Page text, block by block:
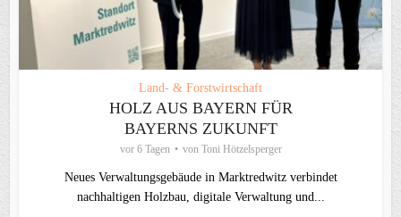
Land- & Forstwirtschaft
HOLZ AUS BAYERN FÜR
BAYERNS ZUKUNFT
vor 6 Tagen von Toni Hötzelsperger
Neues Verwaltungsgebäude in Marktredwitz verbindet
nachhaltigen Holzbau, digitale Verwaltung und...